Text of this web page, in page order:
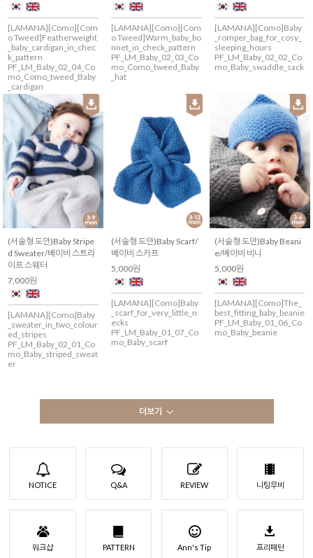
[LAMANA][Como][Com
o Tweed]Featherweight
_baby_cardigan_in_chec
k_pattern
PF_LM_Baby_02_04_Co
mo_Como_tweed_Baby
_cardigan
[LAMANA][Como][Com
o Tweed]Warm_baby_bo
nnet_in_check_pattern
PF_LM_Baby_02_03_Co
mo_Como_tweed_Baby
_hat
[LAMANA][Como]Baby
_romper_bag_for_cosy_
sleeping_hours
PF_LM_Baby_02_02_Co
mo_Baby_swaddle_sack
(서술형 도안)Baby Stripe
d Sweater/베이비 스트라
이프 스웨터
7,000원
[LAMANA][Como]Baby
_sweater_in_two_colour
ed_stripes
PF_LM_Baby_02_01_Co
mo_Baby_striped_sweat
er
(서술형 도안)Baby Scarf/
베이비 스카프
5,000원
[LAMANA][Como]Baby
_scarf_for_very_little_n
ecks
PF_LM_Baby_01_07_Co
mo_Baby_scarf
(서술형 도안)Baby Beani
e/베이비 비니
5,000원
[LAMANA][Como]The_
best_fitting_baby_beanie
PF_LM_Baby_01_06_Co
mo_Baby_beanie
더보기
NOTICE Q&A REVIEW 니팅무비
워크샵 PATTERN Ann's Tip 프리패턴